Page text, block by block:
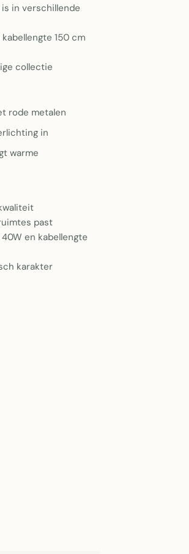
in verschillende
150 cm
collectie
rode metalen
in
warme
past
en kabellengte
karakter